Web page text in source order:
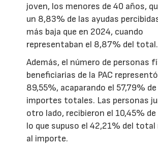
joven, los menores de 40 años,
un 8,83% de las ayudas
más baja que en 2024, cuando
representaban el 8,87% del total.
Además, el número de personas
beneficiarias de la PAC
89,55%, acaparando el 57,79%
importes totales. Las personas
otro lado, recibieron el 10,45% de
lo que supuso el 42,21% del
al importe.